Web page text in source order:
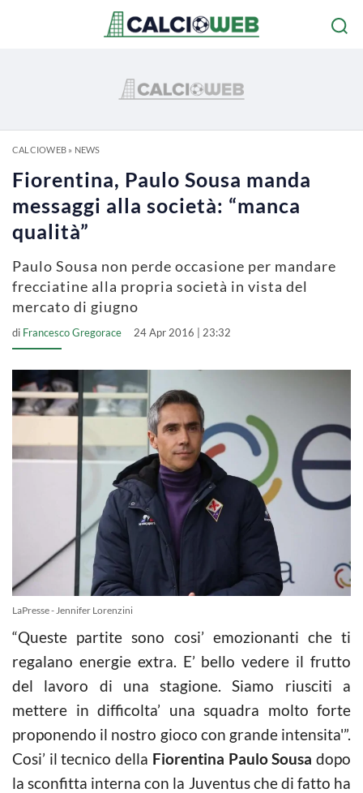
CALCIOWEB» NEWS
Fiorentina, Paulo Sousa manda
messaggi alla società: “manca
qualità”
Paulo Sousa non perde occasione per mandare
frecciatine alla propria società in vista del
mercato di giugno
di Francesco Gregorace 24 Apr 2016 | 23:32
LaPresse - Jennifer Lorenzini
“Queste partite sono cosi’ emozionanti che ti
regalano energie extra. E’ bello vedere il frutto
del lavoro di una stagione. Siamo riusciti a
mettere in difficolta’ una squadra molto forte
proponendo il nostro gioco con grande intensita'”.
Cosi’ il tecnico della Fiorentina Paulo Sousa dopo
la sconfitta interna con la Juventus che di fatto ha